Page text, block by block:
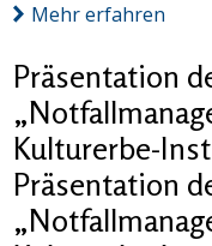
Mehr erfahren
Präsentation
Kulturerbe-
Präsentation